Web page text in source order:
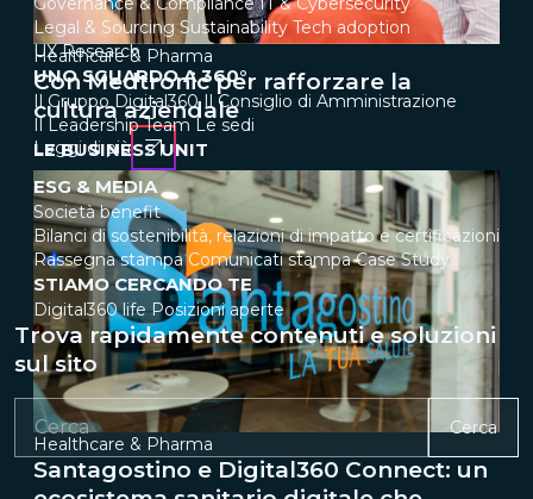
Legal & Sourcing Sustainability Tech adoption
UX Research
UNO SGUARDO A 360°
Il Gruppo Digital360 Il Consiglio di Amministrazione
Il Leadership Team Le sedi
LE BUSINESS UNIT
ESG & MEDIA
Società benefit
Bilanci di sostenibilità, relazioni di impatto e certificazioni
Rassegna stampa Comunicati stampa Case Study
STIAMO CERCANDO TE
Digital360 life Posizioni aperte
Trova rapidamente contenuti e soluzioni
sul sito
Cerca
Healthcare & Pharma
Con Medtronic per rafforzare la
cultura aziendale
Leggi di più
Healthcare & Pharma
Santagostino e Digital360 Connect: un